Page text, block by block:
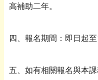
高補助二年。
四、報名期間：即日起至
五、如有相關報名與本